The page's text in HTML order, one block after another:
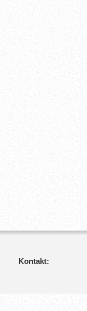
Kontakt: